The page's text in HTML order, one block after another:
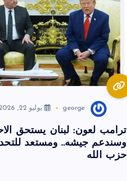
george يوليو 22, 2026
ترامب لعون: لبنان يستحق
وسندعم جيشه.. ومستعد
حزب الله